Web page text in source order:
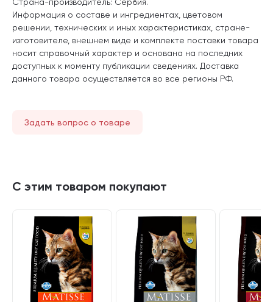
Информация о составе и ингредиентах, цветовом
решении, технических и иных характеристиках, стране-
изготовителе, внешнем виде и комплекте поставки товара
носит справочный характер и основана на последних
доступных к моменту публикации сведениях. Доставка
данного товара осуществляется во все регионы РФ.
Задать вопрос о товаре
С этим товаром покупают